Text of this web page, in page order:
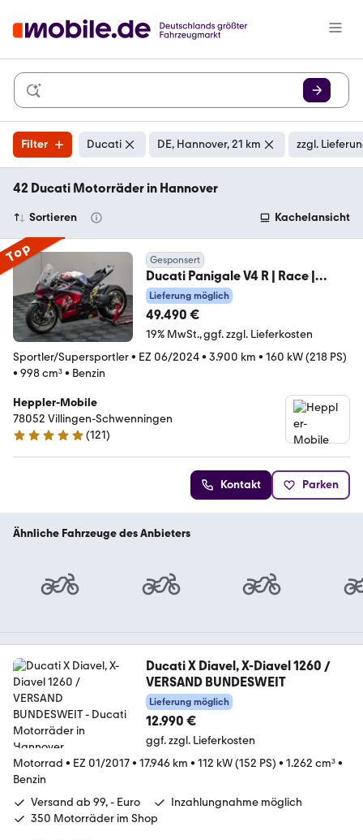
Filter Ducati DE, Hannover, 21 km zzgl.
42 Ducati Motorräder in Hannover
Sortieren Kachelansicht
Top Gesponsert
Ducati Panigale V4 R | Race |
GILLES | CARBON
Lieferung möglich
49.490 €
19% MwSt. ggf. zzgl. Lieferkosten
Sportler/Supersportler• EZ 06/2024• 3.900 km • 160 kW (218 PS)
• 998 cm³• Benzin
Heppler-Mobile
78052 Villingen-Schwenningen
4.8 Sterne
(121)
Kontakt Parken
Ähnliche Fahrzeuge des Anbieters
Ducati X Diavel, X-Diavel 1260 /
VERSAND BUNDESWEIT
Lieferung möglich
12.990 €
ggf. zzgl. Lieferkosten
Motorrad • EZ 01/2017• 17.946 km • 112 kW (152 PS) • 1.262 cm³•
Benzin
Versand ab 99, - Euro
Inzahlungnahme möglich
350 Motorräder im Shop